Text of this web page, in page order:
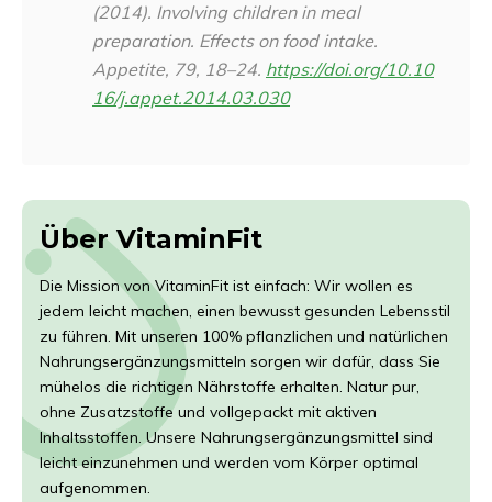
(2014). Involving children in meal
preparation. Effects on food intake.
Appetite, 79, 18–24. https://doi.org/10.10
16/j.appet.2014.03.030
Über VitaminFit
Die Mission von VitaminFit ist einfach: Wir wollen es
jedem leicht machen, einen bewusst gesunden Lebensstil
zu führen. Mit unseren 100% pflanzlichen und natürlichen
Nahrungsergänzungsmitteln sorgen wir dafür, dass Sie
mühelos die richtigen Nährstoffe erhalten. Natur pur,
ohne Zusatzstoffe und vollgepackt mit aktiven
Inhaltsstoffen. Unsere Nahrungsergänzungsmittel sind
leicht einzunehmen und werden vom Körper optimal
aufgenommen.